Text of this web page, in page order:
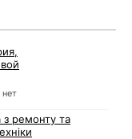
з ремонту та